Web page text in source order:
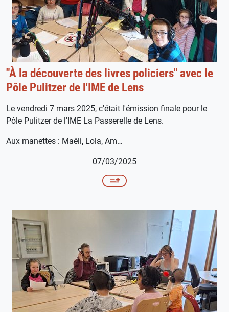
"À la découverte des livres policiers" avec le
Pôle Pulitzer de l'IME de Lens
Le vendredi 7 mars 2025, c'était l'émission finale pour le
Pôle Pulitzer de l'IME La Passerelle de Lens.
Aux manettes : Maëli, Lola, Am…
07/03/2025